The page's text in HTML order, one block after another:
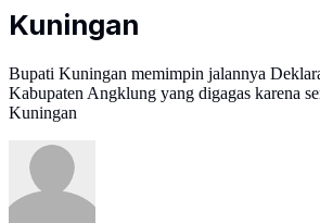
Kuningan
Bupati Kuningan memimpin jalannya
Kabupaten Angklung yang digagas karena
Kuningan